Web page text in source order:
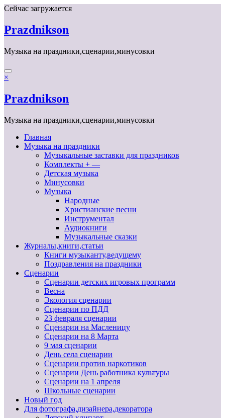
Перейти
содержимому
Сейчас загружается
Prazdnikson
Музыка на праздники,сценарии,минусовки
×
Prazdnikson
Музыка на праздники,сценарии,минусовки
Главная
Музыка на праздники
Музыкальные заставки для праздников
Комплекты + —
Детская музыка
Минусовки
Музыка
Народные
Христианские песни
Инструментал
Аудиокниги
Музыкальные сказки
Журналы,книги,статьи
Книги музыканту,ведущему
Поздравления на праздники
Сценарии
Сценарии детских игровых программ
Весна
Экология сценарии
Сценарии по ПДД
23 февраля сценарии
Сценарии на Масленицу
Сценарии на 8 Марта
9 мая сценарии
День села сценарии
Сценарии против наркотиков
Сценарии День работника культуры
Сценарии на 1 апреля
Школьные сценарии
Новый год
Для фотографа,дизайнера,декоратора